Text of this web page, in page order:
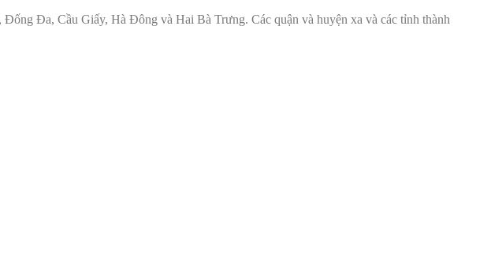
Đa, Cầu Giấy, Hà Đông và Hai Bà Trưng. Các quận và huyện xa và các tỉnh thành